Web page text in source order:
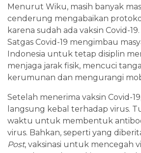
Menurut Wiku, masih banyak
cenderung mengabaikan
karena sudah ada vaksin Covid-
Satgas Covid-19 mengimbau
Indonesia untuk tetap disiplin
menjaga jarak fisik, mencuci
kerumunan dan mengurangi
Setelah menerima vaksin Covid-
langsung kebal terhadap virus.
waktu untuk membentuk
virus. Bahkan, seperti yang
Post, vaksinasi untuk mencegah